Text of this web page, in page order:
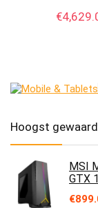
€
Hoogst
MSI
GTX
€